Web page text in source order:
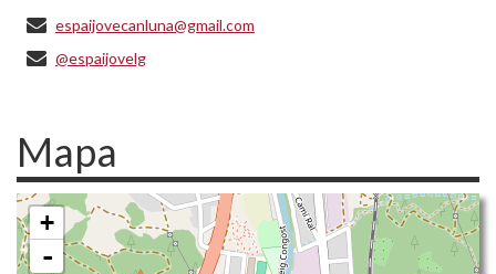
espaijovecanluna@gmail.com
@espaijovelg
Mapa
+
-